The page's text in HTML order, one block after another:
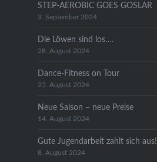
STEP-AEROBIC GOES GOSLAR
3. September 2024
Die Löwen sind los….
28. August 2024
Dance-Fitness on Tour
25. August 2024
Neue Saison – neue Preise
14. August 2024
Gute Jugendarbeit zahlt sich aus!
8. August 2024